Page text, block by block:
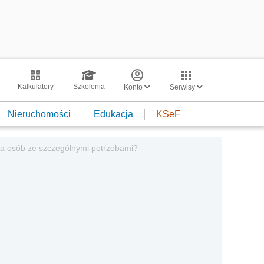
Kalkulatory Szkolenia Konto Serwisy
Nieruchomości Edukacja KSeF
osób ze szczególnymi potrzebami?